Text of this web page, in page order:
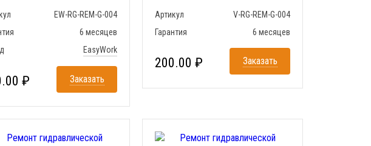
EW-RG-REM-G-004
6 месяцев
EasyWork
₽ Заказать
Артикул
V-RG-REM-G-004
Гарантия
6 месяцев
200.00 ₽ Заказать